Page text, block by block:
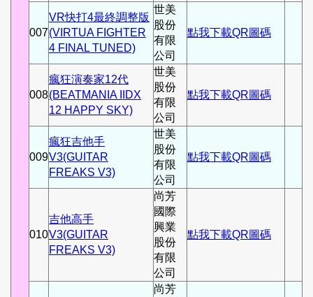
007
VR快打4最終調整版
(VIRTUA FIGHTER
4 FINAL TUNED)
世美
股份
有限
公司
點我下載QR圖碼
008
瘋狂演奏家12代
(BEATMANIA IIDX
12 HAPPY SKY)
世美
股份
有限
公司
點我下載QR圖碼
009
瘋狂吉他手
V3(GUITAR
FREAKS V3)
世美
股份
有限
公司
點我下載QR圖碼
010
吉他高手
V3(GUITAR
FREAKS V3)
尚芳
國際
興業
股份
有限
公司
點我下載QR圖碼
尚芳